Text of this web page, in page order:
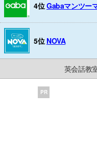
4位Gabaマンツー
5位 NOVA
英会話教
PR